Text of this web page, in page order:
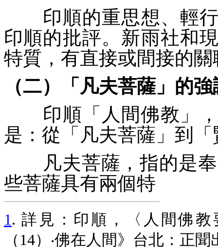
印順的重思想、輕行
印順的批評。新雨社和
特質，有直接或間接的關
（二）「凡夫菩薩」的強
印順「 人間佛教 」
是：從「 凡夫菩薩 」到「
凡夫菩薩，指的是奉
些菩薩具有兩個特
1. 詳見：印順，〈人間佛
（14）‧佛在人間》台北：正